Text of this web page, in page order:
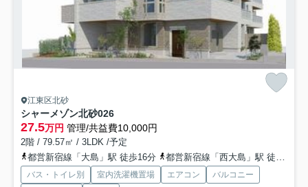
江東区北砂
シャーメゾン北砂026
27.5万円 管理/共益費10,000円
2階 / 79.57㎡ / 3LDK /予定
都営新宿線「大島」駅 徒歩16分
都営新宿線「西大島」駅 徒歩21分
バス・トイレ別 室内洗濯機置場 エアコン
バルコニー